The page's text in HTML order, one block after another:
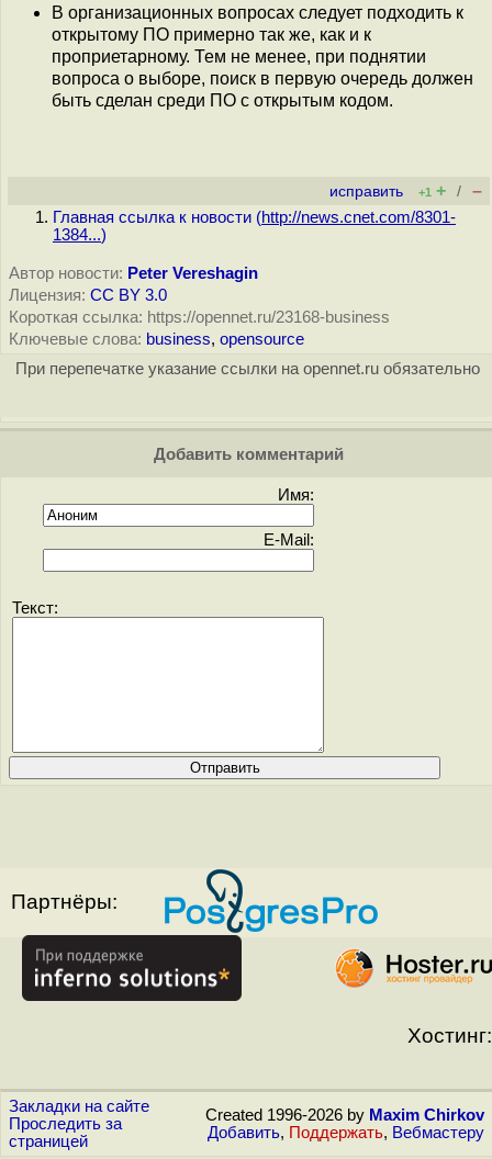
В организационных вопросах следует подходить к
открытому ПО примерно так же, как и к
проприетарному. Тем не менее, при поднятии
вопроса о выборе, поиск в первую очередь должен
быть сделан среди ПО с открытым кодом.
исправить +1 + / –
Главная ссылка к новости (http://news.cnet.com/8301-
1384...)
Автор новости: Peter Vereshagin
Лицензия: CC BY 3.0
Короткая ссылка: https://opennet.ru/23168-business
Ключевые слова: business, opensource
При перепечатке указание ссылки на opennet.ru обязательно
Добавить комментарий
Имя:
E-Mail:
Текст:
Партнёры:
Хостинг:
Закладки на сайте
Проследить за
страницей
Created 1996-2026 by Maxim Chirkov
Добавить, Поддержать, Вебмастеру